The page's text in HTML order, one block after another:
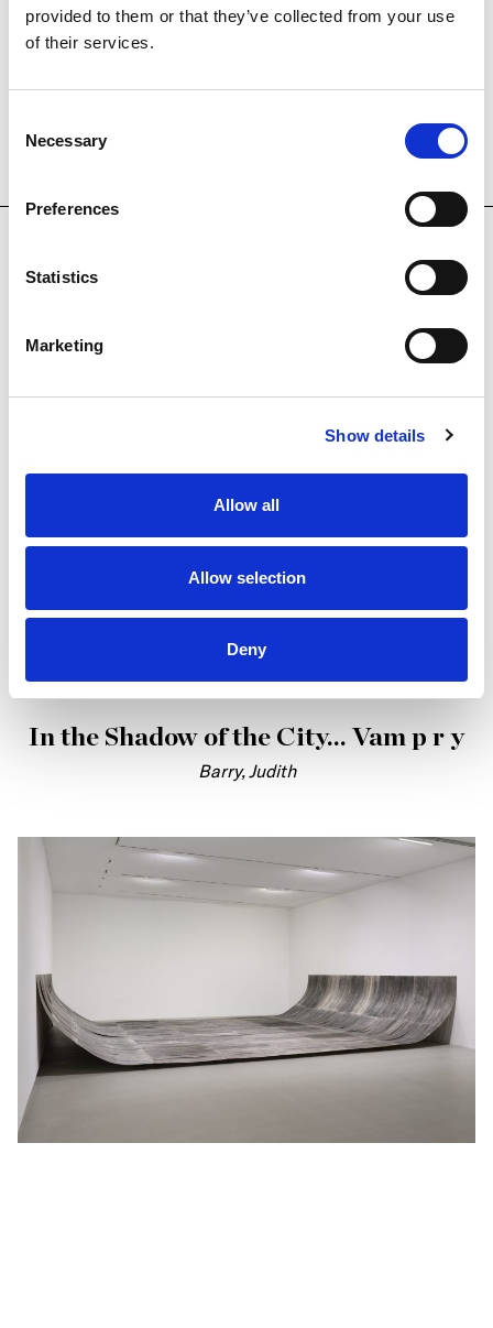
provided to them or that they’ve collected from your use
of their services.
Selection
Necessary
Preferences
Statistics
Marketing
Show details
Allow all
Allow selection
Deny
otras.
In the Shadow of the City… Vam p r y
Barry, Judith